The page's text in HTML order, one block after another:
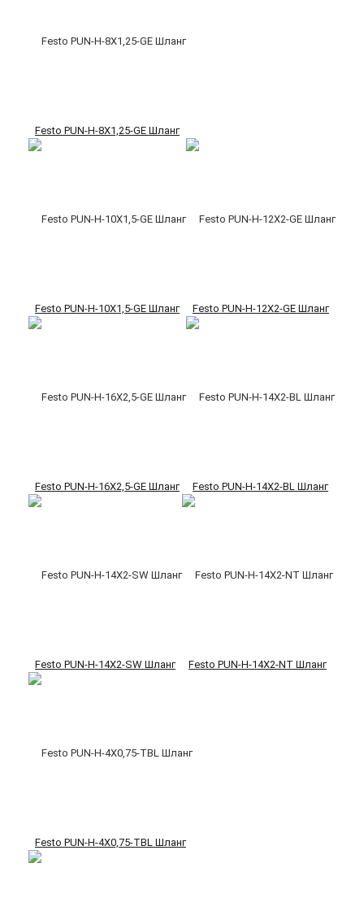
Festo PUN-H-8X1,25-GE Шланг
Festo PUN-H-10X1,5-GE Шланг Festo PUN-H-12X2-GE Шланг
Festo PUN-H-16X2,5-GE Шланг Festo PUN-H-14X2-BL Шланг
Festo PUN-H-14X2-SW Шланг Festo PUN-H-14X2-NT Шланг
Festo PUN-H-4X0,75-TBL Шланг